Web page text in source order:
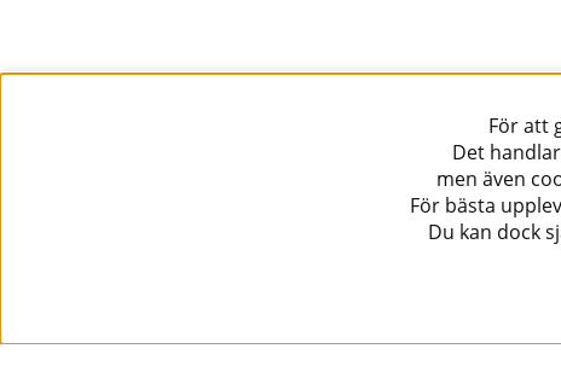
För att
Det
men även
För bästa
Du kan dock